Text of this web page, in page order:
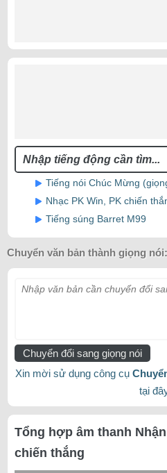
Tiếng nói Chúc Mừng
Nhạc PK Win, PK chiến
Tiếng súng Barret M99
Chuyển văn bản thành giọng nói:
Nhập văn bản cần chuyển đổi
Chuyển đổi sang giọng nói
Xin mời sử dụng công cụ
tại
Tổng hợp âm thanh
chiến thắng